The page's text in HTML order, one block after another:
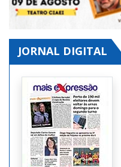
JORNAL DIGITAL